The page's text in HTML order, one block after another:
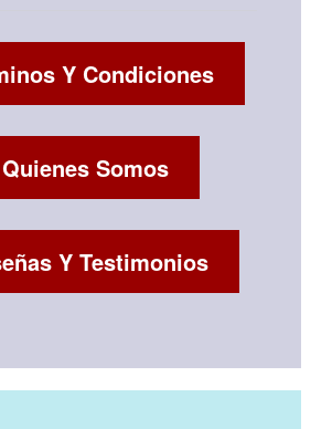
Y Condiciones
Quienes Somos
Y Testimonios